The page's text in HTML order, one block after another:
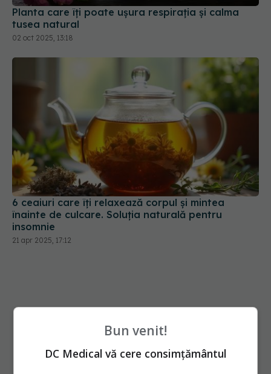
Planta care îți poate ușura respirația și calma
tusea natural
02 oct 2025, 13:18
6 ceaiuri care îți relaxează corpul și mintea
înainte de culcare. Soluția naturală pentru
insomnie
21 apr 2025, 17:12
Bun venit!
DC Medical vă cere consimțământul